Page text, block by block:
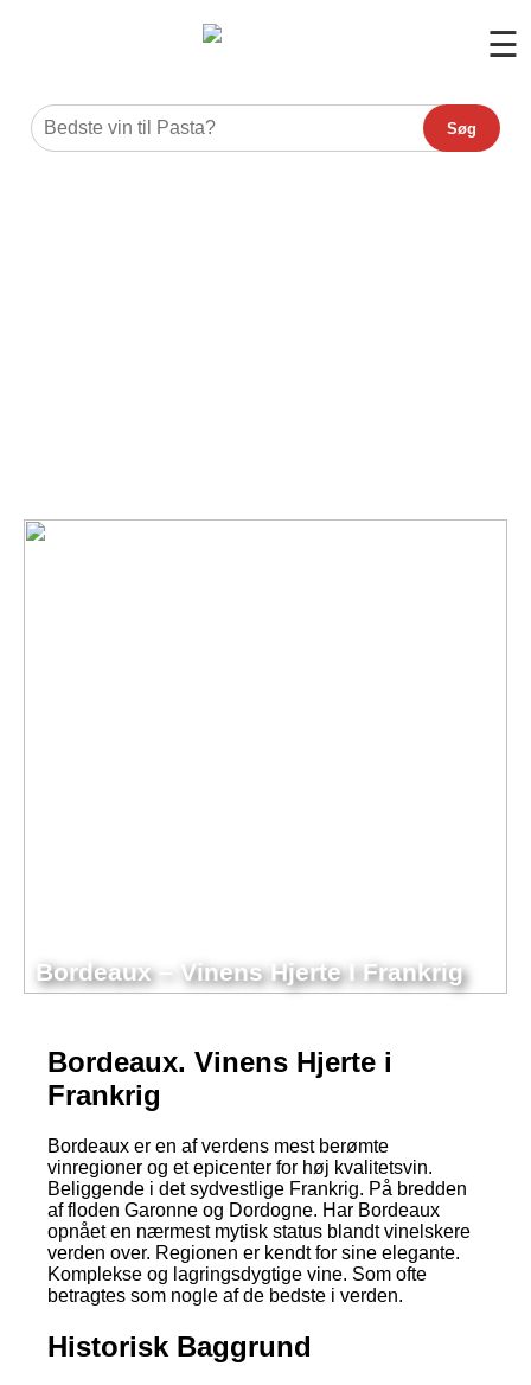
☰
Søg
Bordeaux – Vinens Hjerte I Frankrig
Bordeaux. Vinens Hjerte i
Frankrig
Bordeaux er en af verdens mest berømte
vinregioner og et epicenter for høj kvalitetsvin.
Beliggende i det sydvestlige Frankrig. På bredden
af floden Garonne og Dordogne. Har Bordeaux
opnået en nærmest mytisk status blandt vinelskere
verden over. Regionen er kendt for sine elegante.
Komplekse og lagringsdygtige vine. Som ofte
betragtes som nogle af de bedste i verden.
Historisk Baggrund